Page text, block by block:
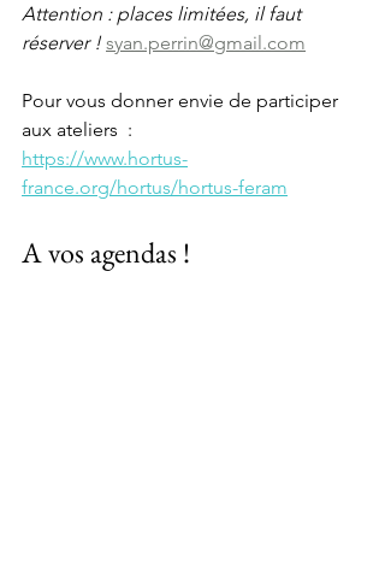
Attention : places limitées, il faut
réserver ! syan.perrin@gmail.com
Pour vous donner envie de participer
aux ateliers  :
https://www.hortus-
france.org/hortus/hortus-feram
A vos agendas !